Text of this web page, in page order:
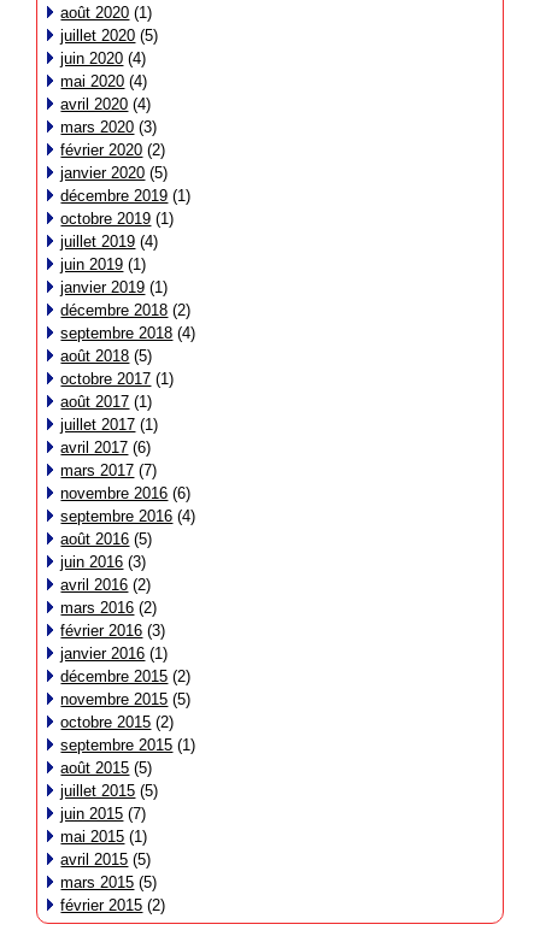
août 2020 (1)
juillet 2020 (5)
juin 2020 (4)
mai 2020 (4)
avril 2020 (4)
mars 2020 (3)
février 2020 (2)
janvier 2020 (5)
décembre 2019 (1)
octobre 2019 (1)
juillet 2019 (4)
juin 2019 (1)
janvier 2019 (1)
décembre 2018 (2)
septembre 2018 (4)
août 2018 (5)
octobre 2017 (1)
août 2017 (1)
juillet 2017 (1)
avril 2017 (6)
mars 2017 (7)
novembre 2016 (6)
septembre 2016 (4)
août 2016 (5)
juin 2016 (3)
avril 2016 (2)
mars 2016 (2)
février 2016 (3)
janvier 2016 (1)
décembre 2015 (2)
novembre 2015 (5)
octobre 2015 (2)
septembre 2015 (1)
août 2015 (5)
juillet 2015 (5)
juin 2015 (7)
mai 2015 (1)
avril 2015 (5)
mars 2015 (5)
février 2015 (2)